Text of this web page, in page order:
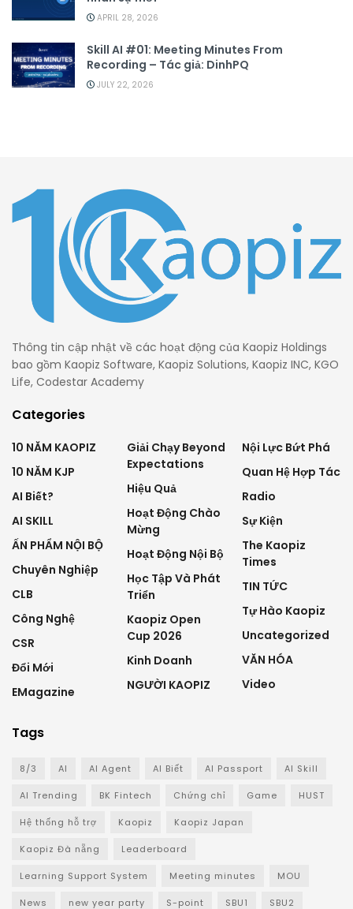
APRIL 28, 2026
Skill AI #01: Meeting Minutes From
Recording – Tác giả: DinhPQ
JULY 22, 2026
Thông tin cập nhật về các hoạt động của Kaopiz Holdings
bao gồm Kaopiz Software, Kaopiz Solutions, Kaopiz INC, KGO
Life, Codestar Academy
Categories
10 NĂM KAOPIZ
10 NĂM KJP
AI Biết?
AI SKILL
ẤN PHẨM NỘI BỘ
Chuyên Nghiệp
CLB
Công Nghệ
CSR
Đổi Mới
EMagazine
Giải Chạy Beyond
Expectations
Hiệu Quả
Hoạt Động Chào
Mừng
Hoạt Động Nội Bộ
Học Tập Và Phát
Triển
Kaopiz Open
Cup 2026
Kinh Doanh
NGƯỜI KAOPIZ
Nội Lực Bứt Phá
Quan Hệ Hợp Tác
Radio
Sự Kiện
The Kaopiz
Times
TIN TỨC
Tự Hào Kaopiz
Uncategorized
VĂN HÓA
Video
Tags
8/3 AI AI Agent AI Biết AI Passport AI Skill
AI Trending BK Fintech Chứng chỉ Game HUST
Hệ thống hỗ trợ Kaopiz Kaopiz Japan
Kaopiz Đà nẵng Leaderboard
Learning Support System Meeting minutes MOU
News new year party S-point SBU1 SBU2